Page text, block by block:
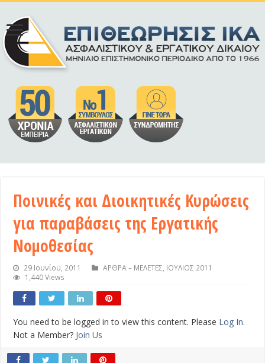
Ποινικές και Διοικητικές Κυρώσεις
για παραβάσεις της Εργατικής
Νομοθεσίας
29 Ιουνίου, 2011 ΑΡΘΡΑ – ΜΕΛΕΤΕΣ, ΙΟΥΛΙΟΣ 2011
1,440 Views
You need to be logged in to view this content. Please Log In.
Not a Member? Join Us